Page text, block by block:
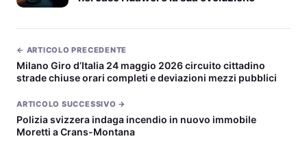
← ARTICOLO PRECEDENTE
Milano Giro d’Italia 24 maggio 2026 circuito cittadino
strade chiuse orari completi e deviazioni mezzi pubblici
ARTICOLO SUCCESSIVO →
Polizia svizzera indaga incendio in nuovo immobile
Moretti a Crans-Montana